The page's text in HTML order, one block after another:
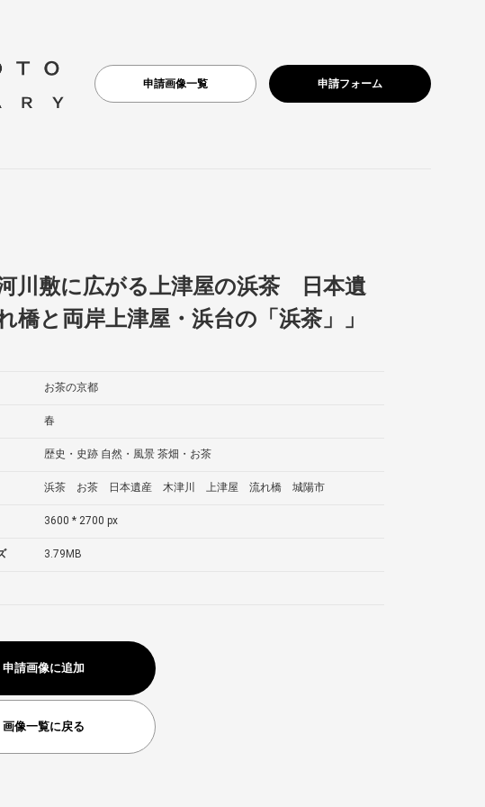
申請画像一覧 申請フォーム
川敷に広がる上津屋の浜茶 日本遺
橋と両岸上津屋・浜台の「浜茶」」
お茶の京都
春
歴史・史跡 自然・風景 茶畑・お茶
浜茶 お茶 日本遺産 木津川 上津屋 流れ橋 城陽市
3600 * 2700 px
3.79MB
申請画像に追加
画像一覧に戻る